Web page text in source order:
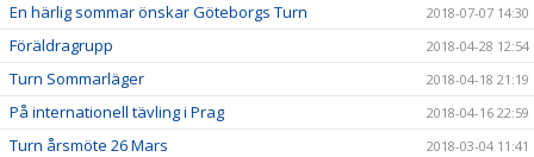
En härlig sommar önskar Göteborgs Turn 2018-07-07 14:30
Föräldragrupp 2018-04-28 12:54
Turn Sommarläger 2018-04-18 21:19
På internationell tävling i Prag 2018-04-16 22:59
Turn årsmöte 26 Mars 2018-03-04 11:41